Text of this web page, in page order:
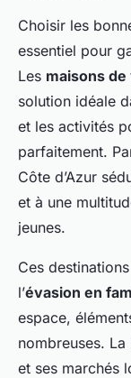
Choisir les
essentiel pour
Les maisons
solution idéale
et les activités
parfaitement.
Côte d’Azur
et à une
jeunes.
Ces
l’évasion en
espace,
nombreuses.
et ses marchés